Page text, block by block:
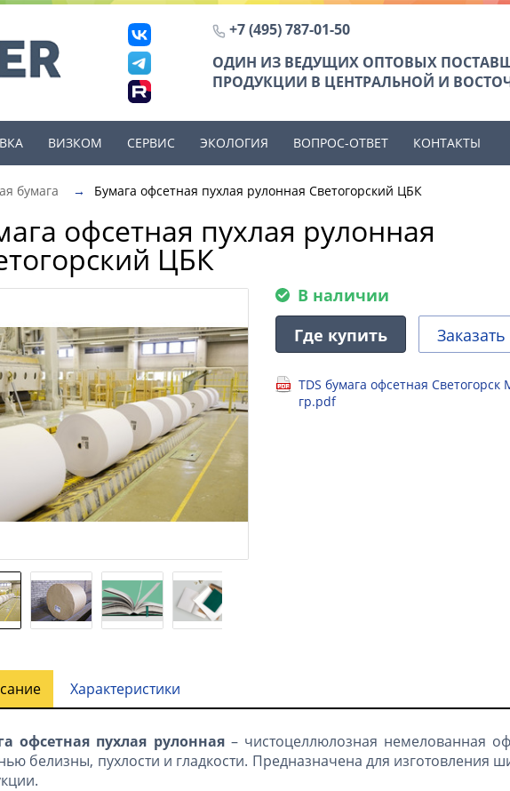
+7 (495) 787-01-50
ОДИН ИЗ ВЕДУЩИХ ОПТОВЫХ
ПРОДУКЦИИ В ЦЕНТРАЛЬНОЙ И
ВИЗКОМ СЕРВИС ЭКОЛОГИЯ ВОПРОС-ОТВЕТ КОНТАКТЫ
бумага → Бумага офсетная пухлая рулонная Светогорский ЦБК
офсетная пухлая рулонная
ЦБК
В наличии
Где купить
TDS бумага офсетная
гр.pdf
Характеристики
офсетная пухлая рулонная– чистоцеллюлозная немелованная
белизны, пухлости и гладкости. Предназначена для изготовления